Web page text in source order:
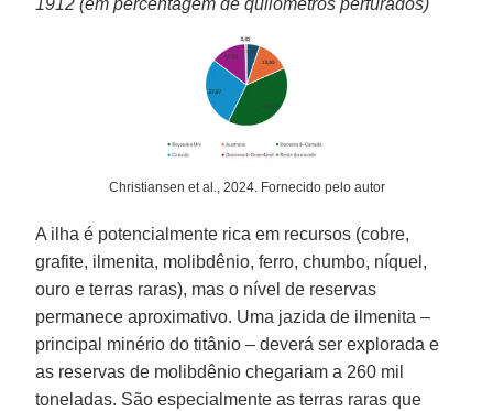
Christiansen et al., 2024. Fornecido pelo autor
A ilha é potencialmente rica em recursos (cobre,
grafite, ilmenita, molibdênio, ferro, chumbo, níquel,
ouro e terras raras), mas o nível de reservas
permanece aproximativo. Uma jazida de ilmenita –
principal minério do titânio – deverá ser explorada e
as reservas de molibdênio chegariam a 260 mil
toneladas. São especialmente as terras raras que